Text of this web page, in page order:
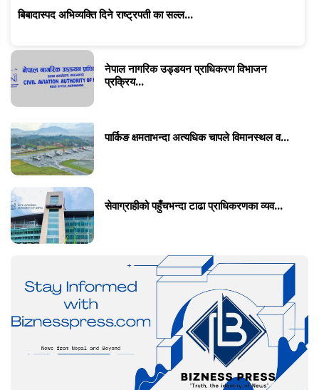
बिबादास्पद अभिव्यक्ति दिने राष्ट्रपती का सल्ल...
नेपाल नागरिक उड्डयन प्राधिकरण विभाजन
प्रक्रिय...
पार्किङ क्षमताभन्दा अत्यधिक चापले विमानस्थल व...
सेवाग्राहीको पहुँचभन्दा टाढा प्राधिकरणका व्यव...